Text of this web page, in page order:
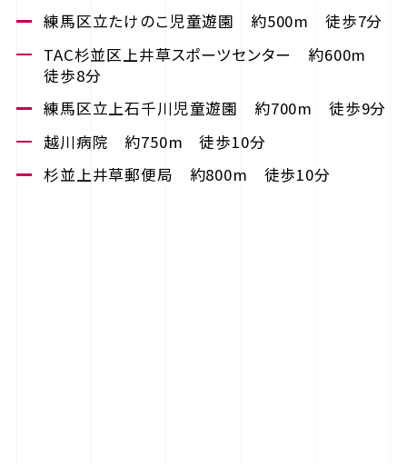
練馬区立たけのこ児童遊園 約500m 徒歩7分
TAC杉並区上井草スポーツセンター 約600m
徒歩8分
練馬区立上石千川児童遊園 約700m 徒歩9分
越川病院 約750m 徒歩10分
杉並上井草郵便局 約800m 徒歩10分